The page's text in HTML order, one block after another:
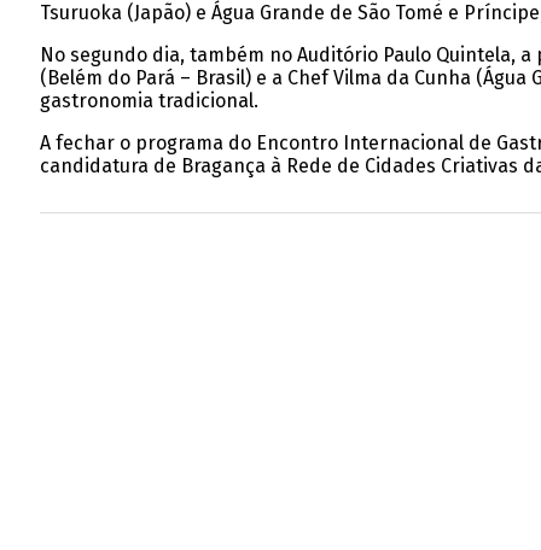
Tsuruoka (Japão) e Água Grande de São Tomé e
No segundo dia, também no Auditório Paulo Quintela,
(Belém do Pará – Brasil) e a Chef Vilma da Cunha
gastronomia tradicional.
A fechar o programa do Encontro Internacional de
candidatura de Bragança à Rede de Cidades Criativas